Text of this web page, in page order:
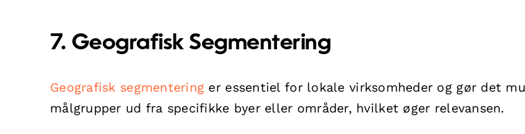
7. Geografisk Segmentering
Geografisk segmentering er essentiel for lokale virksomheder og gør det
målgrupper ud fra specifikke byer eller områder, hvilket øger relevansen.